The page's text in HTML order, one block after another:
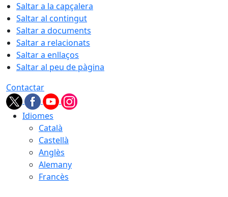
Saltar a la capçalera
Saltar al contingut
Saltar a documents
Saltar a relacionats
Saltar a enllaços
Saltar al peu de pàgina
Contactar
Idiomes
Català
Castellà
Anglès
Alemany
Francès